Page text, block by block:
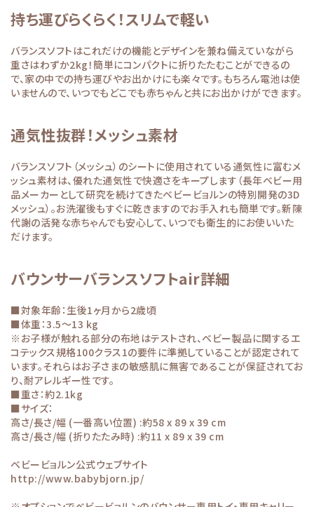
持ち運びらくらく！スリムで軽い
バランスソフトはこれだけの機能とデザインを兼ね備えていながら
重さはわずか2kg！簡単にコンパクトに折りたたむことができるの
で、家の中での持ち運びやお出かけにも楽々です。もちろん電池は使
いませんので、いつでもどこでも赤ちゃんと共にお出かけができます。
通気性抜群！メッシュ素材
バランスソフト（メッシュ）のシートに使用されている通気性に富むメ
ッシュ素材は、優れた通気性で快適さをキープします（長年ベビー用
品メーカーとして研究を続けてきたベビービョルンの特別開発の3D
メッシュ）。お洗濯後もすぐに乾きますのでお手入れも簡単です。新陳
代謝の活発な赤ちゃんでも安心して、いつでも衛生的にお使いいた
だけます。
バウンサーバランスソフトair詳細
■対象年齢：生後1ヶ月から2歳頃
■体重：3.5～13 kg
※お子様が触れる部分の布地はテストされ、ベビー製品に関するエ
コテックス規格100クラス1の要件に準拠していることが認定されて
います。それらはお子さまの敏感肌に無害であることが保証されてお
り、耐アレルギー性です。
■重さ：約2.1kg
■サイズ：
高さ/長さ/幅 (一番高い位置) :約58 x 89 x 39 cm
高さ/長さ/幅 (折りたたみ時) :約11 x 89 x 39 cm
ベビービョルン公式ウェブサイト
http://www.babybjorn.jp/